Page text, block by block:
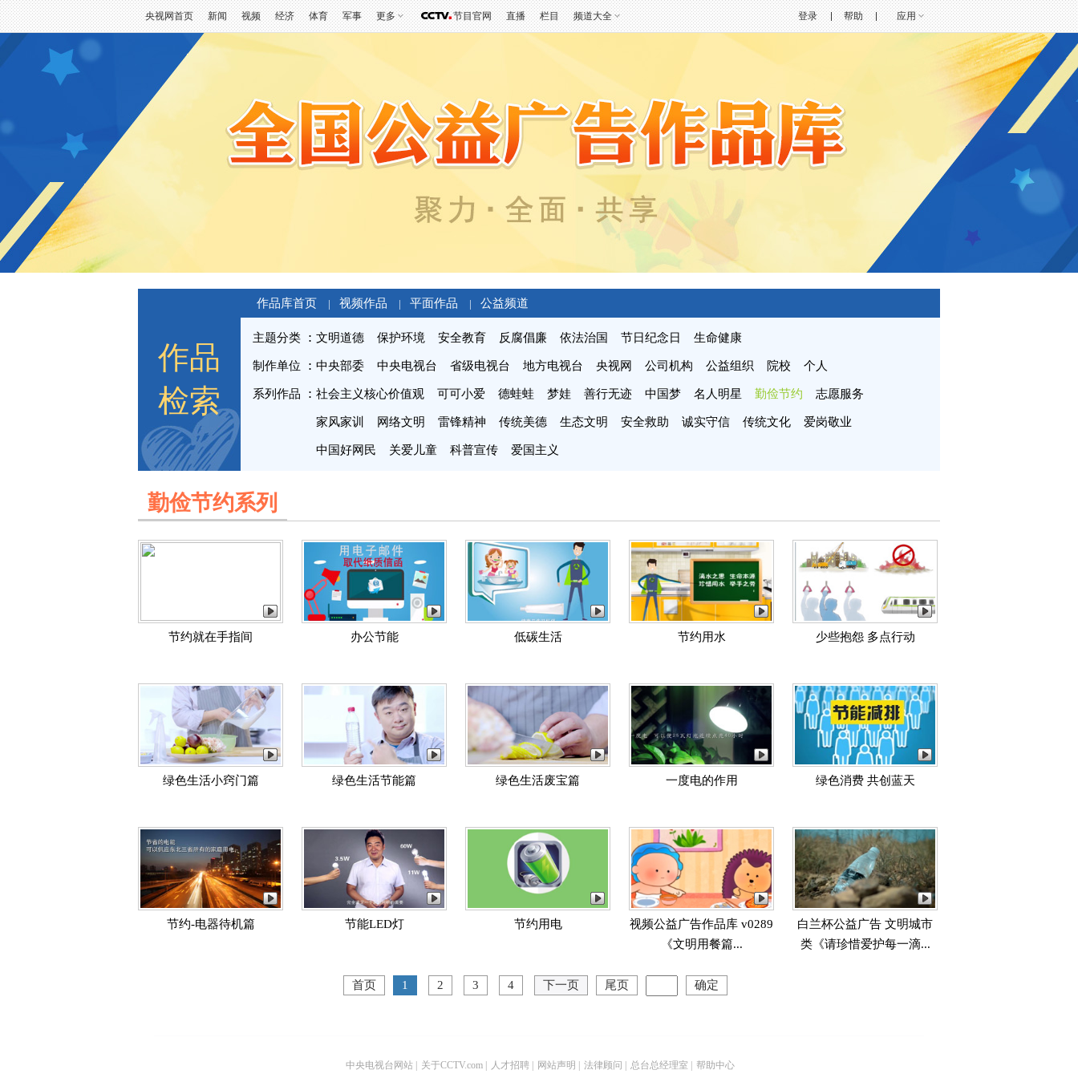
央视网首页 新闻 视频 经济 体育 军事 更多 节目官网 直播 栏目 频道大全 帮助 应用
登录
作品
检索
作品库首页 | 视频作品 | 平面作品 | 公益频道
主题分类 文明道德 保护环境 安全教育 反腐倡廉 依法治国 节日纪念日 生命健康
制作单位 中央部委 中央电视台 省级电视台 地方电视台 央视网 公司机构 公益组织 院校 个人
系列作品 社会主义核心价值观 可可小爱 德蛙蛙 梦娃 善行无迹 中国梦 名人明星 勤俭节约 志愿服务
家风家训 网络文明 雷锋精神 传统美德 生态文明 安全救助 诚实守信 传统文化 爱岗敬业
中国好网民 关爱儿童 科普宣传 爱国主义
勤俭节约系列
节约就在手指间 办公节能 低碳生活 节约用水 少些抱怨 多点行动
绿色生活小窍门篇 绿色生活节能篇 绿色生活废宝篇 一度电的作用 绿色消费 共创蓝天
节约-电器待机篇 节能LED灯 节约用电
视频公益广告作品库 v0289
《文明用餐篇...
白兰杯公益广告 文明城市
类《请珍惜爱护每一滴...
首页 1 2 3 4 下一页 尾页 确定
中央电视台网站 关于CCTV.com 人才招聘 网站声明 法律顾问 总台总经理室 帮助中心